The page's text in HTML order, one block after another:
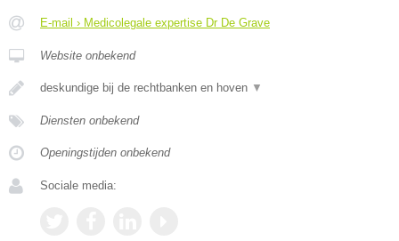
E-mail › Medicolegale expertise Dr De Grave
Website onbekend
deskundige bij de rechtbanken en hoven ▼
Diensten onbekend
Openingstijden onbekend
Sociale media: